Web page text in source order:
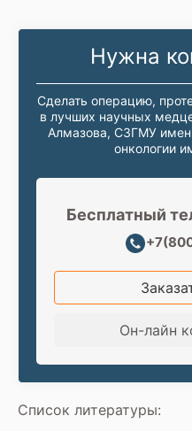
Нужна
Сделать операцию,
в лучших научных
Алмазова, СЗГМУ
онкологии
Бесплатный
Он-лайн
Список литературы: